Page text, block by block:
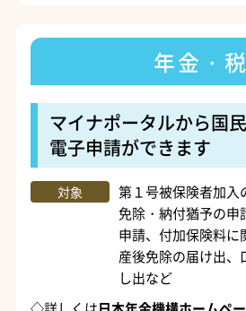
年金・税
マイナポータルから国
電子申請ができます
対象
第１号被保険者加入
免除・納付猶予の申
申請、付加保険料
産後免除の届け出、
し出など